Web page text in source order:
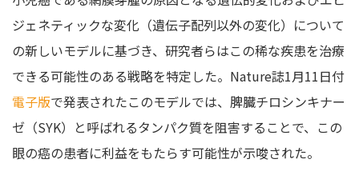
ジェネティックな変化（遺伝子配列以外の変化）について
の新しいモデルに基づき、研究者らはこの稀な疾患を治療
できる可能性のある戦略を特定した。Nature誌1月11日付
電子版で発表されたこのモデルでは、脾臓チロシンキナー
ゼ（SYK）と呼ばれるタンパク質を阻害することで、この
眼の癌の患者に利益をもたらす可能性が示唆された。